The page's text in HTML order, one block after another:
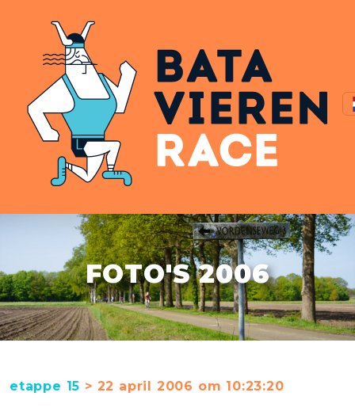
FOTO'S 2006
etappe 15 > 22 april 2006 om 10:23:20